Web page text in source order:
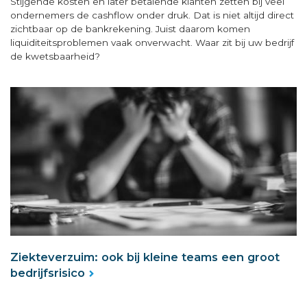
ondernemers de cashflow onder druk. Dat is niet altijd direct
zichtbaar op de bankrekening. Juist daarom komen
liquiditeitsproblemen vaak onverwacht. Waar zit bij uw bedrijf
de kwetsbaarheid?
Ziekteverzuim: ook bij kleine teams een groot
bedrijfsrisico